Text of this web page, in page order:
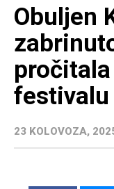
Obuljen
festivalu
23 KOLOVOZA,